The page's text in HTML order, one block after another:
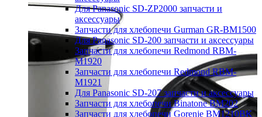
Для Panasonic SD-ZP2000 запчасти и
аксессуары
Запчасти для хлебопечи Gurman GR-BM1500
Для Panasonic SD-200 запчасти и аксессуары
Запчасти для хлебопечи Redmond RBM-
M1920
Запчасти для хлебопечи Redmond RBM-
M1921
Для Panasonic SD-207 запчасти и аксессуары
Запчасти для хлебопечи Binatone BM202
Запчасти для хлебопечи Gorenje BM1210BK